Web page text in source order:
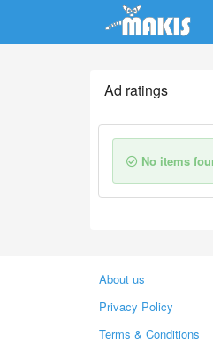
Update cookies preferences
Ad ratings
No items
About us
Privacy Policy
Terms & Conditions